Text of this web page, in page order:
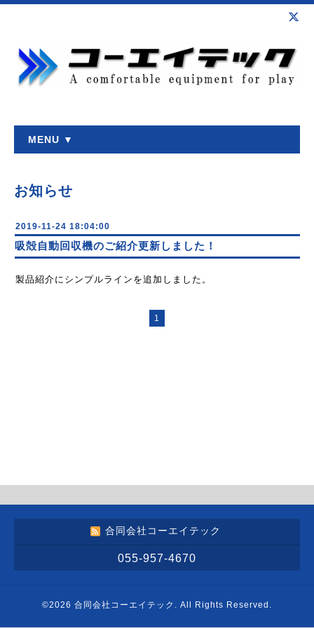
MENU ▼
お知らせ
2019-11-24 18:04:00
吸殻自動回収機のご紹介更新しました！
製品紹介にシンプルラインを追加しました。
1
合同会社コーエイテック
055-957-4670
©2026 合同会社コーエイテック . All Rights Reserved.